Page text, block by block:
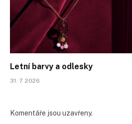
Letní barvy a odlesky
31. 7. 2026
Komentáře jsou uzavřeny.